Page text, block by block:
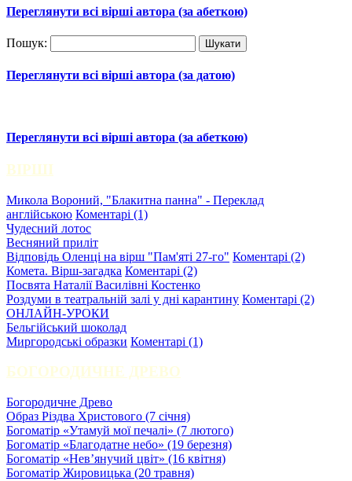
Переглянути всі вірші автора (за абеткою)
Пошук:
Переглянути всі вірші автора (за датою)
Переглянути всі вірші автора (за абеткою)
ВІРШІ
Микола Вороний, "Блакитна панна" - Переклад
англійською Коментарі (1)
Чудесний лотос
Весняний приліт
Відповідь Оленці на вірш "Пам'яті 27-го" Коментарі (2)
Комета. Вірш-загадка Коментарі (2)
Посвята Наталії Василівні Костенко
Роздуми в театральній залі у дні карантину Коментарі (2)
ОНЛАЙН-УРОКИ
Бельгійський шоколад
Миргородські образки Коментарі (1)
БОГОРОДИЧНЕ ДРЕВО
Богородичне Древо
Образ Різдва Христового (7 січня)
Богоматір «Утамуй мої печалі» (7 лютого)
Богоматір «Благодатне небо» (19 березня)
Богоматір «Нев’янучий цвіт» (16 квітня)
Богоматір Жировицька (20 травня)